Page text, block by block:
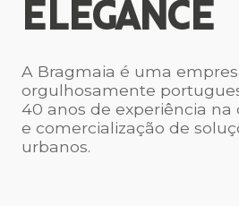
ELEGANCE
A Bragmaia é uma
orgulhosamente
40 anos de experiência na
e comercialização de
urbanos.